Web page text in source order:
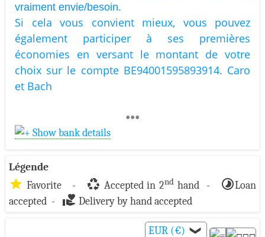
vraiment envie/besoin.
Si cela vous convient mieux, vous pouvez
également participer à ses premières
économies en versant le montant de votre
choix sur le compte BE94001595893914. Caro
et Bach
•••
Show bank details
Légende
star Favorite - recycling Accepted in 2nd hand - timelapseLoan
accepted - volunteer_activism Delivery by hand accepted
EUR (€)❯